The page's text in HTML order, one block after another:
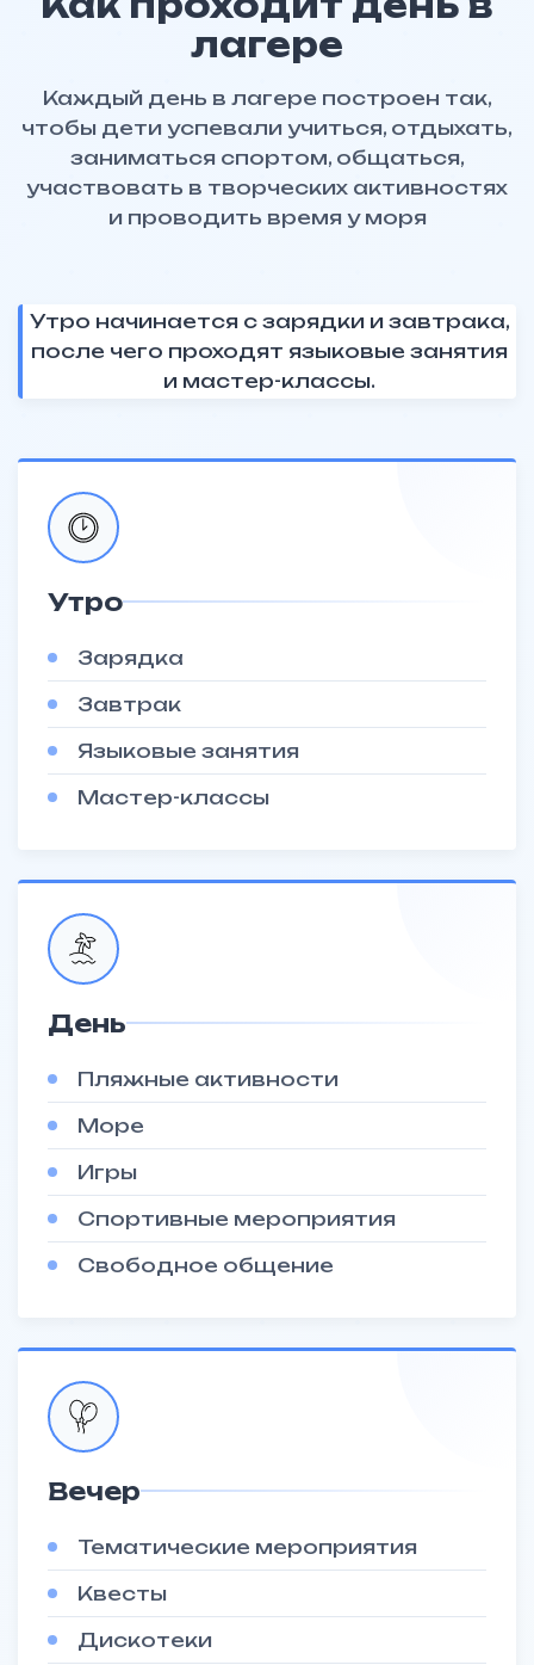
лагере
Каждый день в лагере построен так,
чтобы дети успевали учиться, отдыхать,
заниматься спортом, общаться,
участвовать в творческих активностях
и проводить время у моря
Утро начинается с зарядки и завтрака,
после чего проходят языковые занятия
и мастер-классы.
Утро
Зарядка
Завтрак
Языковые занятия
Мастер-классы
День
Пляжные активности
Море
Игры
Спортивные мероприятия
Свободное общение
Вечер
Тематические мероприятия
Квесты
Дискотеки